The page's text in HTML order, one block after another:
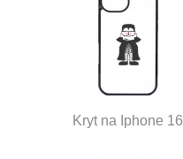
Kryt na Iphone 16